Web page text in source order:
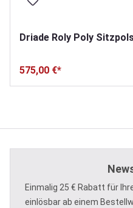
Driade Roly Poly
575,00 €*
Einmalig 25 € Rabatt für
einlösbar ab einem